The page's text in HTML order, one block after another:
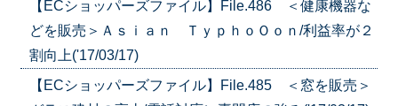
【ECショッパーズファイル】File.486 ＜健康機器な
どを販売＞Ａｓｉａｎ ＴｙｐｈｏＯｏｎ/利益率が２
割向上('17/03/17)
【ECショッパーズファイル】File.485 ＜窓を販売＞